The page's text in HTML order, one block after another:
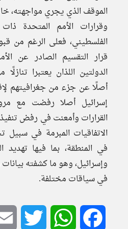
الموقف الذي يجري مواجهته،
وقرارات الأمم المتحدة
الفلسطيني، فعلى الرغم من
قرار التقسيم الصادر عن
الدولتين اللذان يعتبرا
أصلًا عن جزء من جغرافيتهم
إسرائيل أصلا رفضت مع
القرارات وأمعنت في رفض
الاتفاقيات المبرمة في سبيل
في المنطقة، بما فيها تهديد
وإسرائيل، وهو ما كشفته
في سياقات مختلفة.
Facebook
WhatsApp